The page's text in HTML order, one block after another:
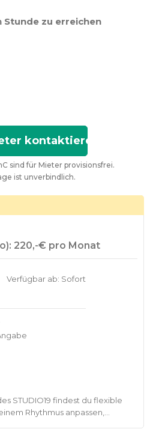
Stunde zu erreichen
kontaktieren
sind für Mieter provisionsfrei.
ist unverbindlich.
220,-€ pro Monat
Verfügbar ab: Sofort
STUDIO19 findest du flexible
Rhythmus anpassen,
Arbeitstag, wochenweise